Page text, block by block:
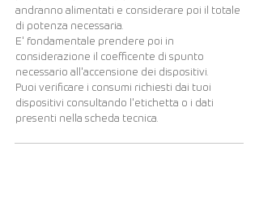
andranno alimentati e considerare poi il totale
di potenza necessaria.
E' fondamentale prendere poi in
considerazione il coefficente di spunto
necessario all'accensione dei dispositivi.
Puoi verificare i consumi richiesti dai tuoi
dispositivi consultando l'etichetta o i dati
presenti nella scheda tecnica.